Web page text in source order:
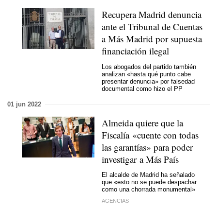
Recupera Madrid denuncia
ante el Tribunal de Cuentas
a Más Madrid por supuesta
financiación ilegal
Los abogados del partido también
analizan «hasta qué punto cabe
presentar denuncia» por falsedad
documental como hizo el PP
01 jun 2022
Almeida quiere que la
Fiscalía «cuente con todas
las garantías» para poder
investigar a Más País
El alcalde de Madrid ha señalado
que «esto no se puede despachar
como una chorrada monumental»
AGENCIAS